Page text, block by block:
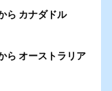
カナダドル
オーストラリア